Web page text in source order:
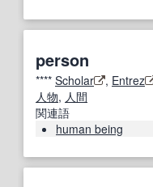
person
**** Scholar , Entrez
人物, 人間
関連語
human being